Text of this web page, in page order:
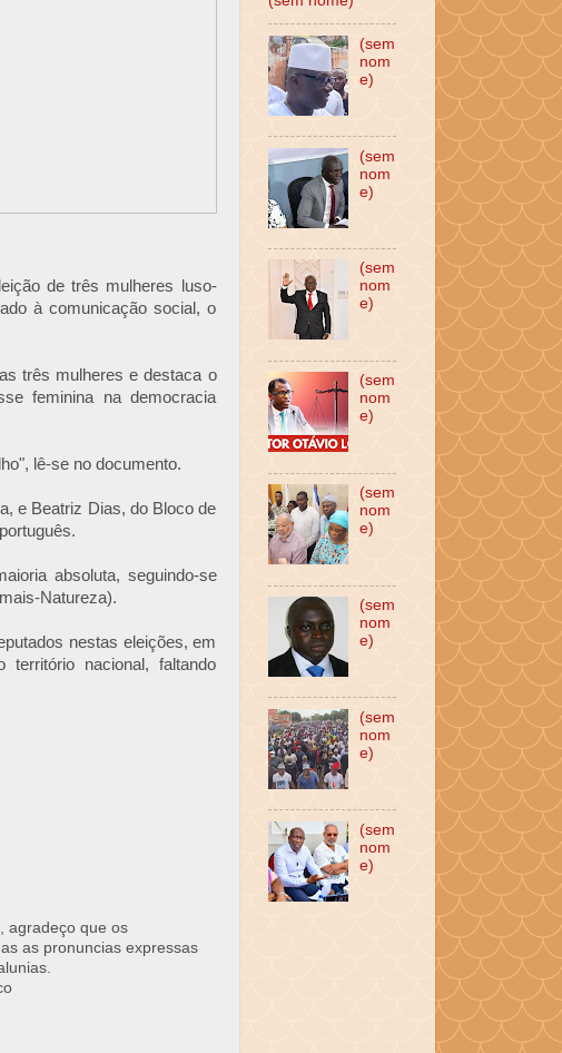
de três mulheres luso-
à comunicação social, o
três mulheres e destaca o
feminina na democracia
lê-se no documento.
e Beatriz Dias, do Bloco de
absoluta, seguindo-se
Natureza).
nestas eleições, em
nacional, faltando
agradeço que os
as pronuncias expressas
(sem
nom
e)
(sem
nom
e)
(sem
nom
e)
(sem
nom
e)
(sem
nom
e)
(sem
nom
e)
(sem
nom
e)
(sem
nom
e)